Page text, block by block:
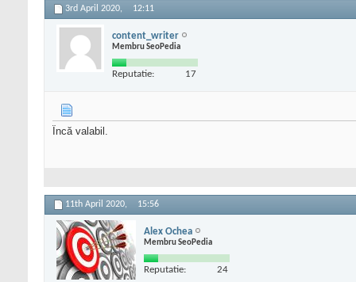
3rd April 2020, 12:11
content_writer
Membru SeoPedia
Reputatie: 17
Încă valabil.
11th April 2020, 15:56
Alex Ochea
Membru SeoPedia
Reputatie: 24